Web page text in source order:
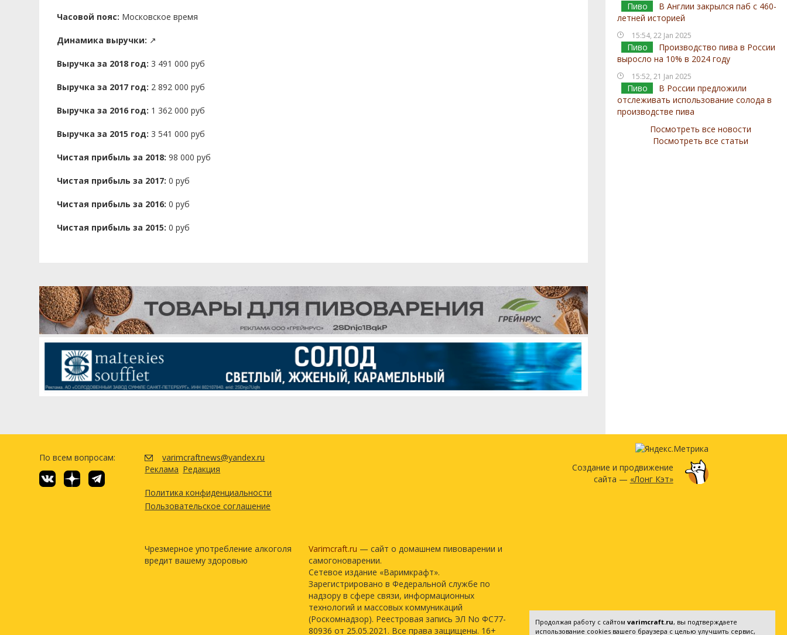
Пиво
В Англии закрылся паб с 460-
летней историей
15:54, 22 Jan 2025
Пиво
Производство пива в России
выросло на 10% в 2024 году
15:52, 21 Jan 2025
Пиво
В России предложили
отслеживать использование солода в
производстве пива
Посмотреть все новости
Посмотреть все статьи
Часовой пояс: Московское время
Динамика выручки: ↗
Выручка за 2018 год: 3 491 000 руб
Выручка за 2017 год: 2 892 000 руб
Выручка за 2016 год: 1 362 000 руб
Выручка за 2015 год: 3 541 000 руб
Чистая прибыль за 2018: 98 000 руб
Чистая прибыль за 2017: 0 руб
Чистая прибыль за 2016: 0 руб
Чистая прибыль за 2015: 0 руб
По всем вопросам:
varimcraftnews@yandex.ru
Реклама Редакция
Политика конфиденциальности
Пользовательское соглашение
Чрезмерное употребление алкоголя
вредит вашему здоровью
Varimcraft.ru — сайт о домашнем пивоварении и
самогоноварении.
Сетевое издание «Варимкрафт».
Зарегистрировано в Федеральной службе по
надзору в сфере связи, информационных
технологий и массовых коммуникаций
(Роскомнадзор). Реестровая запись ЭЛ No ФС77-
80936 от 25.05.2021. Все права защищены. 16+
Создание и продвижение
сайта — «Лонг Кэт»
Продолжая работу с сайтом varimcraft.ru, вы подтверждаете
использование cookies вашего браузера с целью улучшить сервис,